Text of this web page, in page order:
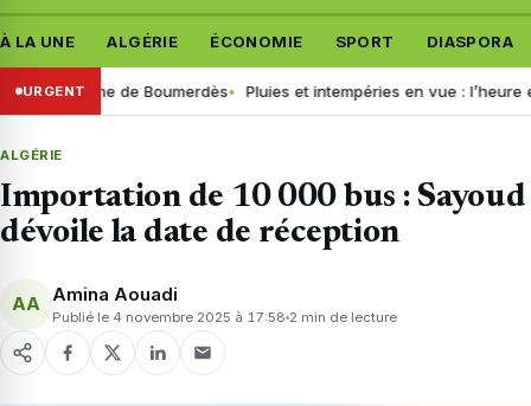
À LA UNE ALGÉRIE ÉCONOMIE SPORT DIASPORA
URGENTde Boumerdès Pluies et intempéries en vue : l’heure est au
ALGÉRIE
Importation de 10 000 bus : Sayoud
dévoile la date de réception
AA Amina Aouadi
Publié le 4 novembre 2025 à 17:58 2 min de lecture